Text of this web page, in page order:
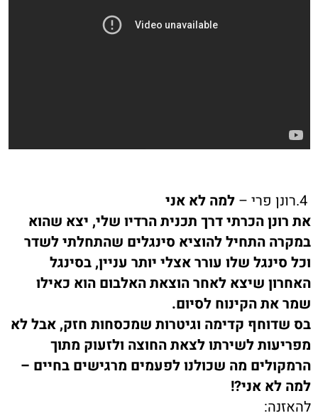
למה לא אני
את רונן הכרתי דרך תכנית הרדיו שלי, יצא שהוא
במקרה התחיל להוציא סינגלים שהתחלתי לשדר
וכל סינגל שלו עורר אצלי יותר עניין, בסינגל
האחרון שיצא לאחר הוצאת האלבום הוא כאילו
שמר את הקינוח לסיום.
בס שדוחף קדימה וגיטרות שמכסחות חזק, אבל לא
מפריעות לשירתו לצאת החוצה ולזעוק מתוך
הרמקולים מה שכולנו לפעמים מרגישים בחיים –
למה לא אני?!
להאזנה: